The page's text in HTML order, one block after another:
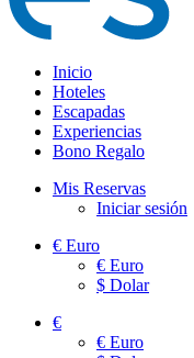
Inicio
Hoteles
Escapadas
Experiencias
Bono Regalo
Mis Reservas
Iniciar sesión
€ Euro
€ Euro
$ Dolar
€
€ Euro